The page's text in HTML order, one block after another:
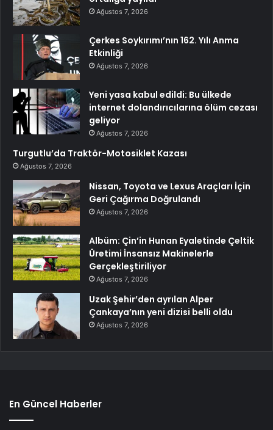
Ağustos 7, 2026
Çerkes Soykırımı’nın 162. Yılı Anma
Etkinliği
Ağustos 7, 2026
Yeni yasa kabul edildi: Bu ülkede
internet dolandırıcılarına ölüm cezası
geliyor
Ağustos 7, 2026
Turgutlu’da Traktör-Motosiklet Kazası
Ağustos 7, 2026
Nissan, Toyota ve Lexus Araçları İçin
Geri Çağırma Doğrulandı
Ağustos 7, 2026
Albüm: Çin’in Hunan Eyaletinde Çeltik
Üretimi İnsansız Makinelerle
Gerçekleştiriliyor
Ağustos 7, 2026
Uzak Şehir’den ayrılan Alper
Çankaya’nın yeni dizisi belli oldu
Ağustos 7, 2026
En Güncel Haberler